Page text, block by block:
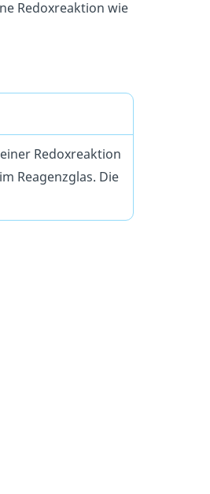
Redoxreaktion wie
Redoxreaktion
Reagenzglas. Die